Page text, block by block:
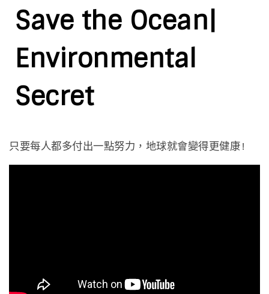
Save the Ocean|
Environmental
Secret
只要每人都多付出一點努力，地球就會變得更健康!